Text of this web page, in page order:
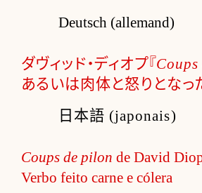
Deutsch (allemand)
ダヴィッド・ディオプ『
あるいは肉体と怒りとなっ
日本語 (japonais)
Coups de pilon de David
Verbo feito carne e cólera